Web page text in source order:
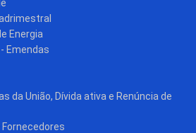
Energia
Emendas
da União, Dívida ativa e Renúncia de